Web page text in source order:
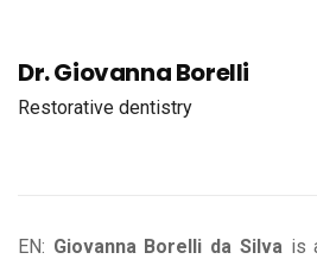
Dr. Giovanna Borelli
Restorative dentistry
EN: Giovanna Borelli da Silvais